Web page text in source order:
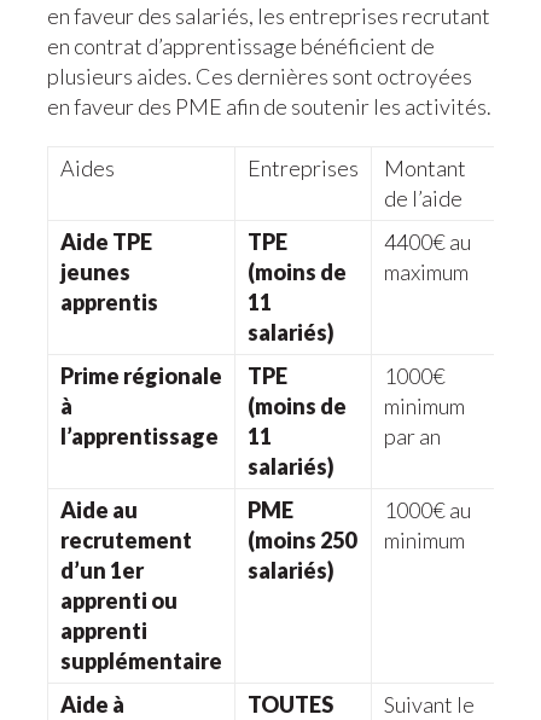
en faveur des salariés, les entreprises recrutant
en contrat d’apprentissage bénéficient de
plusieurs aides. Ces dernières sont octroyées
en faveur des PME afin de soutenir les activités.
Aides Entreprises
Montant
de l’aide
Aide TPE
jeunes
apprentis
TPE
(moins de
11
salariés)
4400€ au
maximum
Prime régionale
à
l’apprentissage
TPE
(moins de
11
salariés)
1000€
minimum
par an
Aide au
recrutement
d’un 1er
apprenti ou
apprenti
supplémentaire
PME
(moins 250
salariés)
1000€ au
minimum
Aide à
TOUTES
Suivant le